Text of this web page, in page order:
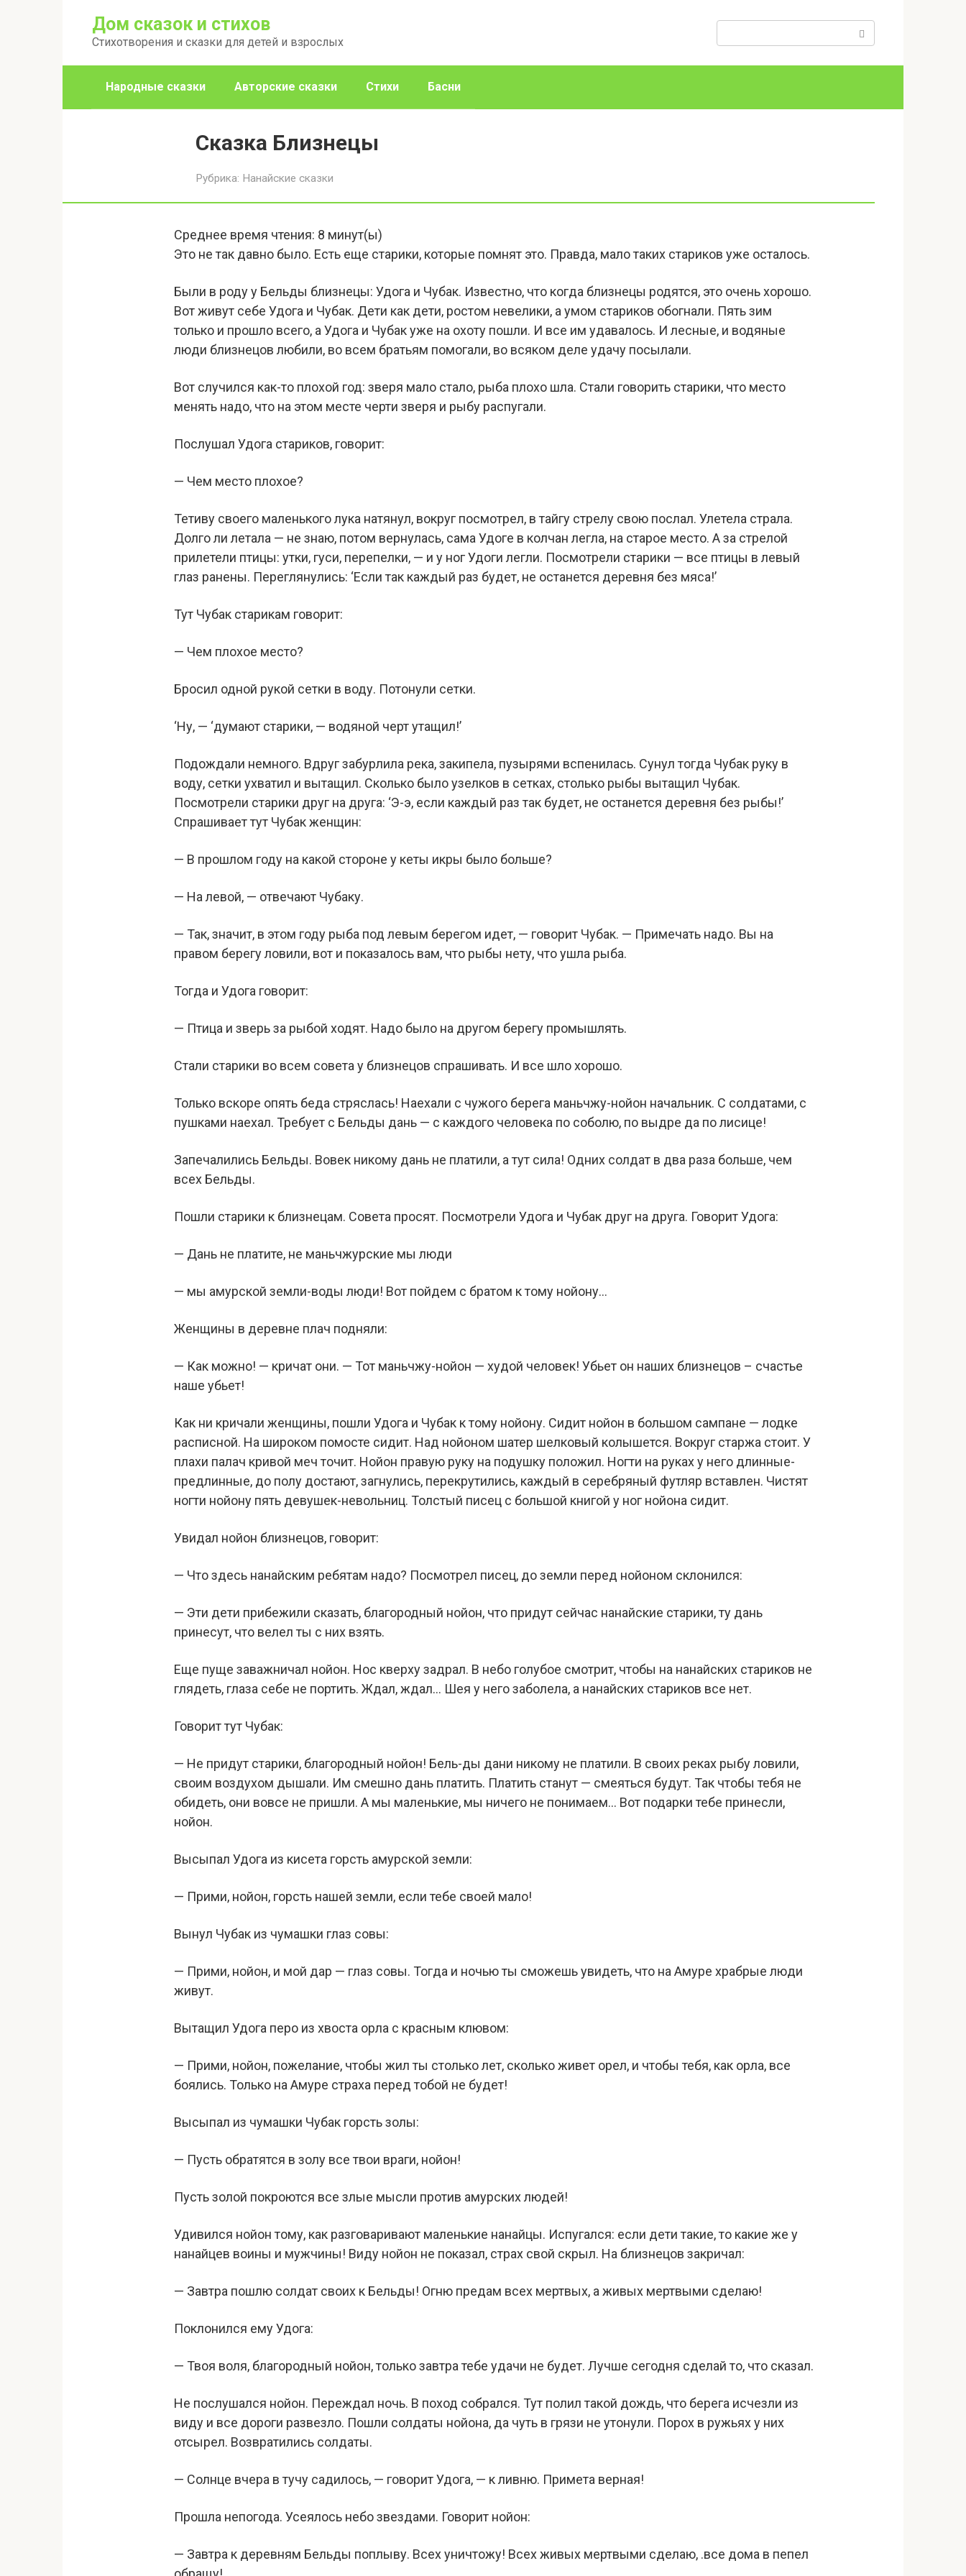
Дом сказок и стихов
Стихотворения и сказки для детей и взрослых
Народные сказки Авторские сказки Стихи Басни
Сказка Близнецы
Рубрика: Нанайские сказки
Среднее время чтения: 8 минут(ы)
Это не так давно было. Есть еще старики, которые помнят это. Правда, мало таких стариков уже осталось.
Были в роду у Бельды близнецы: Удога и Чубак. Известно, что когда близнецы родятся, это очень хорошо.
Вот живут себе Удога и Чубак. Дети как дети, ростом невелики, а умом стариков обогнали. Пять зим
только и прошло всего, а Удога и Чубак уже на охоту пошли. И все им удавалось. И лесные, и водяные
люди близнецов любили, во всем братьям помогали, во всяком деле удачу посылали.
Вот случился как-то плохой год: зверя мало стало, рыба плохо шла. Стали говорить старики, что место
менять надо, что на этом месте черти зверя и рыбу распугали.
Послушал Удога стариков, говорит:
— Чем место плохое?
Тетиву своего маленького лука натянул, вокруг посмотрел, в тайгу стрелу свою послал. Улетела страла.
Долго ли летала — не знаю, потом вернулась, сама Удоге в колчан легла, на старое место. А за стрелой
прилетели птицы: утки, гуси, перепелки, — и у ног Удоги легли. Посмотрели старики — все птицы в левый
глаз ранены. Переглянулись: ‘Если так каждый раз будет, не останется деревня без мяса!’
Тут Чубак старикам говорит:
— Чем плохое место?
Бросил одной рукой сетки в воду. Потонули сетки.
‘Ну, — ‘думают старики, — водяной черт утащил!’
Подождали немного. Вдруг забурлила река, закипела, пузырями вспенилась. Сунул тогда Чубак руку в
воду, сетки ухватил и вытащил. Сколько было узелков в сетках, столько рыбы вытащил Чубак.
Посмотрели старики друг на друга: ‘Э-э, если каждый раз так будет, не останется деревня без рыбы!’
Спрашивает тут Чубак женщин:
— В прошлом году на какой стороне у кеты икры было больше?
— На левой, — отвечают Чубаку.
— Так, значит, в этом году рыба под левым берегом идет, — говорит Чубак. — Примечать надо. Вы на
правом берегу ловили, вот и показалось вам, что рыбы нету, что ушла рыба.
Тогда и Удога говорит:
— Птица и зверь за рыбой ходят. Надо было на другом берегу промышлять.
Стали старики во всем совета у близнецов спрашивать. И все шло хорошо.
Только вскоре опять беда стряслась! Наехали с чужого берега маньчжу-нойон начальник. С солдатами, с
пушками наехал. Требует с Бельды дань — с каждого человека по соболю, по выдре да по лисице!
Запечалились Бельды. Вовек никому дань не платили, а тут сила! Одних солдат в два раза больше, чем
всех Бельды.
Пошли старики к близнецам. Совета просят. Посмотрели Удога и Чубак друг на друга. Говорит Удога:
— Дань не платите, не маньчжурские мы люди
— мы амурской земли-воды люди! Вот пойдем с братом к тому нойону…
Женщины в деревне плач подняли:
— Как можно! — кричат они. — Тот маньчжу-нойон — худой человек! Убьет он наших близнецов – счастье
наше убьет!
Как ни кричали женщины, пошли Удога и Чубак к тому нойону. Сидит нойон в большом сампане — лодке
расписной. На широком помосте сидит. Над нойоном шатер шелковый колышется. Вокруг старжа стоит. У
плахи палач кривой меч точит. Нойон правую руку на подушку положил. Ногти на руках у него длинные-
предлинные, до полу достают, загнулись, перекрутились, каждый в серебряный футляр вставлен. Чистят
ногти нойону пять девушек-невольниц. Толстый писец с большой книгой у ног нойона сидит.
Увидал нойон близнецов, говорит:
— Что здесь нанайским ребятам надо? Посмотрел писец, до земли перед нойоном склонился:
— Эти дети прибежили сказать, благородный нойон, что придут сейчас нанайские старики, ту дань
принесут, что велел ты с них взять.
Еще пуще заважничал нойон. Нос кверху задрал. В небо голубое смотрит, чтобы на нанайских стариков не
глядеть, глаза себе не портить. Ждал, ждал… Шея у него заболела, а нанайских стариков все нет.
Говорит тут Чубак:
— Не придут старики, благородный нойон! Бель-ды дани никому не платили. В своих реках рыбу ловили,
своим воздухом дышали. Им смешно дань платить. Платить станут — смеяться будут. Так чтобы тебя не
обидеть, они вовсе не пришли. А мы маленькие, мы ничего не понимаем… Вот подарки тебе принесли,
нойон.
Высыпал Удога из кисета горсть амурской земли:
— Прими, нойон, горсть нашей земли, если тебе своей мало!
Вынул Чубак из чумашки глаз совы:
— Прими, нойон, и мой дар — глаз совы. Тогда и ночью ты сможешь увидеть, что на Амуре храбрые люди
живут.
Вытащил Удога перо из хвоста орла с красным клювом:
— Прими, нойон, пожелание, чтобы жил ты столько лет, сколько живет орел, и чтобы тебя, как орла, все
боялись. Только на Амуре страха перед тобой не будет!
Высыпал из чумашки Чубак горсть золы:
— Пусть обратятся в золу все твои враги, нойон!
Пусть золой покроются все злые мысли против амурских людей!
Удивился нойон тому, как разговаривают маленькие нанайцы. Испугался: если дети такие, то какие же у
нанайцев воины и мужчины! Виду нойон не показал, страх свой скрыл. На близнецов закричал:
— Завтра пошлю солдат своих к Бельды! Огню предам всех мертвых, а живых мертвыми сделаю!
Поклонился ему Удога:
— Твоя воля, благородный нойон, только завтра тебе удачи не будет. Лучше сегодня сделай то, что сказал.
Не послушался нойон. Переждал ночь. В поход собрался. Тут полил такой дождь, что берега исчезли из
виду и все дороги развезло. Пошли солдаты нойона, да чуть в грязи не утонули. Порох в ружьях у них
отсырел. Возвратились солдаты.
— Солнце вчера в тучу садилось, — говорит Удога, — к ливню. Примета верная!
Прошла непогода. Усеялось небо звездами. Говорит нойон:
— Завтра к деревням Бельды поплыву. Всех уничтожу! Всех живых мертвыми сделаю, .все дома в пепел